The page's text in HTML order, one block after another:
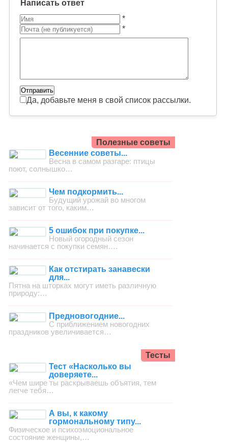
Написать ответ
*
*
Да, добавьте меня в свой список рассылки.
Полезные советы
Весенние советы...
Весна в самом разгаре: птицы
поют, солнышко…
Чем подкормить...
Будущий урожай во многом
зависит от того, каким…
5 ошибок при покупке...
Новый огородный сезон
начинается с покупки семян….
Как отстирать занавески
для...
Пятна на шторках могут иметь различную
природу:…
Предновогодние...
С приближением новогодних
праздников увеличивается…
Тесты
Тест «Насколько вы
доверяете...
«Чем шире ты раскрываешь объятия, тем
легче тебя…
А вы, к какому
гормональному типу...
Физическое и психоэмоциональное
состояние женщины,…